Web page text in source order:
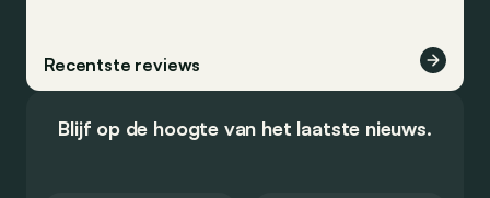
Recentste reviews
Blijf op de hoogte van het laatste nieuws.